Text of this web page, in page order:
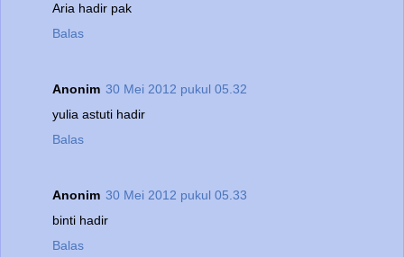
Aria hadir pak
Balas
Anonim 30 Mei 2012 pukul 05.32
yulia astuti hadir
Balas
Anonim 30 Mei 2012 pukul 05.33
binti hadir
Balas